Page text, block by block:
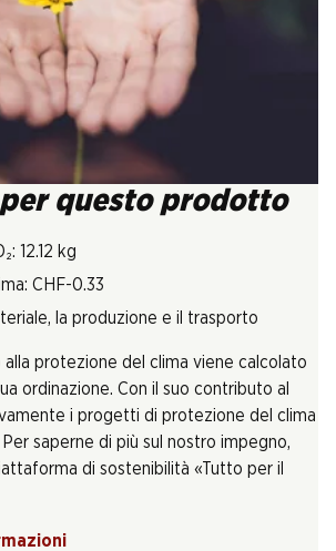
per questo prodotto
12.12 kg
CHF-0.33
la produzione e il trasporto
alla protezione del clima viene calcolato
ordinazione. Con il suo contributo al
i progetti di protezione del clima
saperne di più sul nostro impegno,
di sostenibilità «Tutto per il